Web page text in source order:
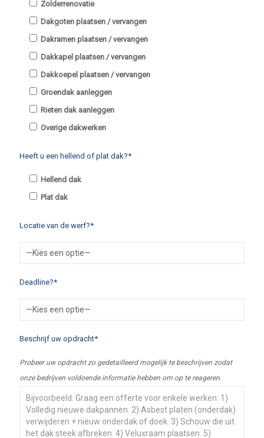
Zolderrenovatie
Dakgoten plaatsen / vervangen
Dakramen plaatsen / vervangen
Dakkapel plaatsen / vervangen
Dakkoepel plaatsen / vervangen
Groendak aanleggen
Rieten dak aanleggen
Overige dakwerken
Heeft u een hellend of plat dak?*
Hellend dak
Plat dak
Locatie van de werf?*
Deadline?*
Beschrijf uw opdracht*
Probeer uw opdracht zo gedetailleerd mogelijk te beschrijven zodat
onze bedrijven voldoende informatie hebben om op te reageren.